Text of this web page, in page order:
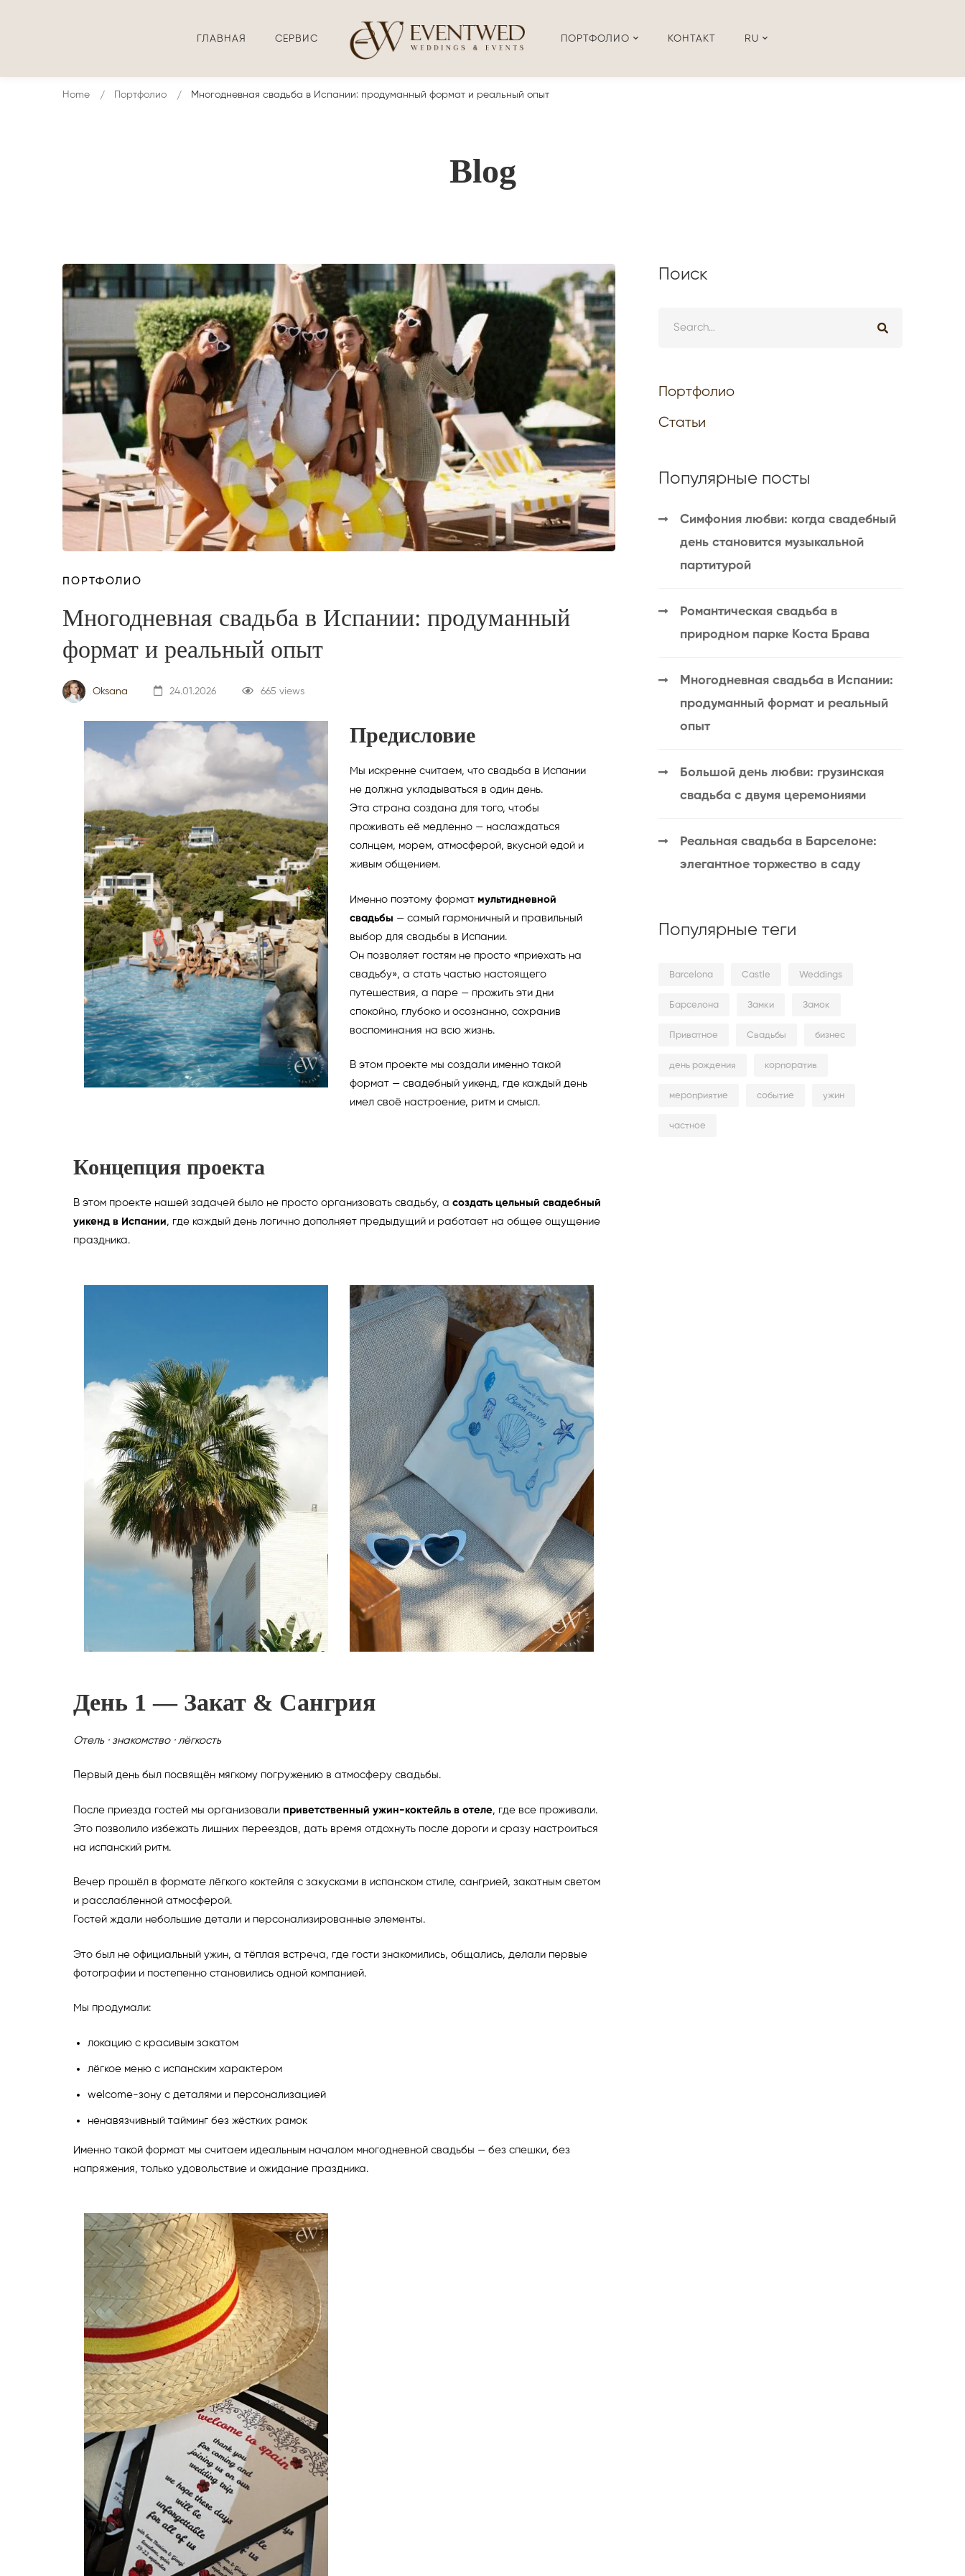
ГЛАВНАЯ СЕРВИС ПОРТФОЛИО КОНТАКТ RU
Blog
Home Портфолио Многодневная свадьба в Испании: продуманный формат и реальный опыт
ПОРТФОЛИО
Многодневная свадьба в Испании: продуманный
формат и реальный опыт
Oksana 24.01.2026 665 views
Предисловие
Мы искренне считаем, что свадьба в Испании
не должна укладываться в один день.
Эта страна создана для того, чтобы
проживать её медленно — наслаждаться
солнцем, морем, атмосферой, вкусной едой и
живым общением.
Именно поэтому формат мультидневной
свадьбы — самый гармоничный и правильный
выбор для свадьбы в Испании.
Он позволяет гостям не просто «приехать на
свадьбу», а стать частью настоящего
путешествия, а паре — прожить эти дни
спокойно, глубоко и осознанно, сохранив
воспоминания на всю жизнь.
В этом проекте мы создали именно такой
формат — свадебный уикенд, где каждый день
имел своё настроение, ритм и смысл.
Концепция проекта
В этом проекте нашей задачей было не просто организовать свадьбу, а создать цельный свадебный
уикенд в Испании, где каждый день логично дополняет предыдущий и работает на общее ощущение
праздника.
День 1 — Закат & Сангрия
Отель · знакомство · лёгкость
Первый день был посвящён мягкому погружению в атмосферу свадьбы.
После приезда гостей мы организовали приветственный ужин-коктейль в отеле, где все проживали.
Это позволило избежать лишних переездов, дать время отдохнуть после дороги и сразу настроиться
на испанский ритм.
Вечер прошёл в формате лёгкого коктейля с закусками в испанском стиле, сангрией, закатным светом
и расслабленной атмосферой.
Гостей ждали небольшие детали и персонализированные элементы.
Это был не официальный ужин, а тёплая встреча, где гости знакомились, общались, делали первые
фотографии и постепенно становились одной компанией.
Мы продумали:
локацию с красивым закатом
лёгкое меню с испанским характером
welcome-зону с деталями и персонализацией
ненавязчивный тайминг без жёстких рамок
Именно такой формат мы считаем идеальным началом многодневной свадьбы — без спешки, без
напряжения, только удовольствие и ожидание праздника.
Поиск
Портфолио
Статьи
Популярные посты
Симфония любви: когда свадебный
день становится музыкальной
партитурой
Романтическая свадьба в
природном парке Коста Брава
Многодневная свадьба в Испании:
продуманный формат и реальный
опыт
Большой день любви: грузинская
свадьба с двумя церемониями
Реальная свадьба в Барселоне:
элегантное торжество в саду
Популярные теги
Barcelona Castle Weddings
Барселона Замки Замок
Приватное Свадьбы бизнес
день рождения корпоратив
мероприятие событие ужин
частное